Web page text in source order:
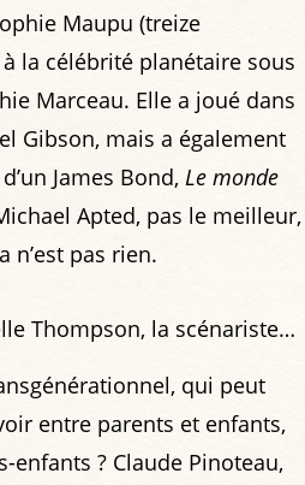
Maupu (treize
la célébrité planétaire sous
Marceau. Elle a joué dans
Gibson, mais a également
James Bond, Le monde
Apted, pas le meilleur,
n’est pas rien.
Thompson, la scénariste…
qui peut
entre parents et enfants,
enfants ? Claude Pinoteau,